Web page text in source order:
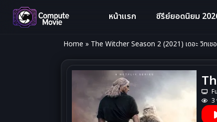
หน้าแรก ซีรีย์ยอดนิยม
Home » The Witcher Season 2 (2021) เดอะ วิทเช
3